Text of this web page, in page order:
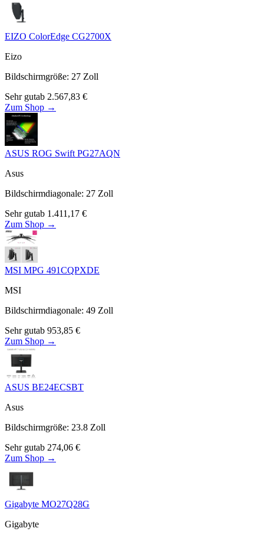
EIZO ColorEdge CG2700X
Eizo
Bildschirmgröße: 27 Zoll
Sehr gutab 2.567,83 €
Zum Shop →
ASUS ROG Swift PG27AQN
Asus
Bildschirmdiagonale: 27 Zoll
Sehr gutab 1.411,17 €
Zum Shop →
MSI MPG 491CQPXDE
MSI
Bildschirmdiagonale: 49 Zoll
Sehr gutab 953,85 €
Zum Shop →
ASUS BE24ECSBT
Asus
Bildschirmgröße: 23.8 Zoll
Sehr gutab 274,06 €
Zum Shop →
Gigabyte MO27Q28G
Gigabyte